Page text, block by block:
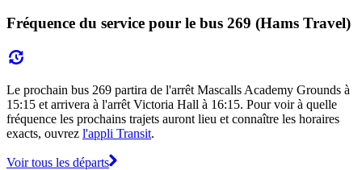
Fréquence du service pour le bus 269 (Hams Travel)
Le prochain bus 269 partira de l'arrêt Mascalls Academy Grounds à
15:15 et arrivera à l'arrêt Victoria Hall à 16:15. Pour voir à quelle
fréquence les prochains trajets auront lieu et connaître les horaires
exacts, ouvrez l'appli Transit.
Voir tous les départs